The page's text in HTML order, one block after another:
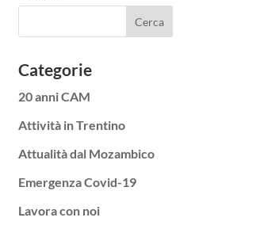
Categorie
20 anni CAM
Attività in Trentino
Attualità dal Mozambico
Emergenza Covid-19
Lavora con noi